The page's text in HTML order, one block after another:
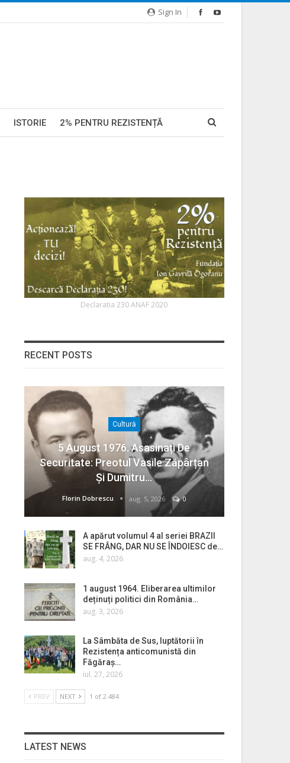
Sign In
ISTORIE 2% PENTRU REZISTENȚĂ
Declaratia 230 ANAF 2020
RECENT POSTS
Cultură
5 August 1976. Asasinați De
Securitate: Preotul Vasile Zăpârțan
Și Dumitru…
Florin Dobrescu aug. 5, 2026 0
A apărut volumul 4 al seriei BRAZII
SE FRÂNG, DAR NU SE ÎNDOIESC de…
aug. 4, 2026
1 august 1964. Eliberarea ultimilor
deținuți politici din România…
aug. 3, 2026
La Sâmbăta de Sus, luptătorii în
Rezistența anticomunistă din
Făgăraș…
iul. 27, 2026
PREV NEXT 1 of 2.484
LATEST NEWS